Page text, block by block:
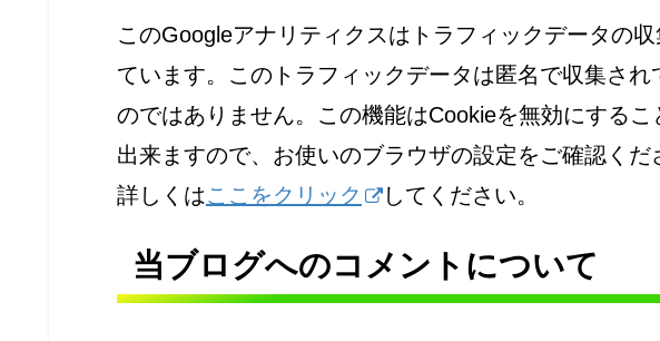
このGoogleアナリティクスはトラフィックデータの
ています。このトラフィックデータは匿名で収集され
のではありません。この機能はCookieを無効にする
出来ますので、お使いのブラウザの設定をご確認くだ
詳しくはここをクリック してください。
当ブログへのコメントについて